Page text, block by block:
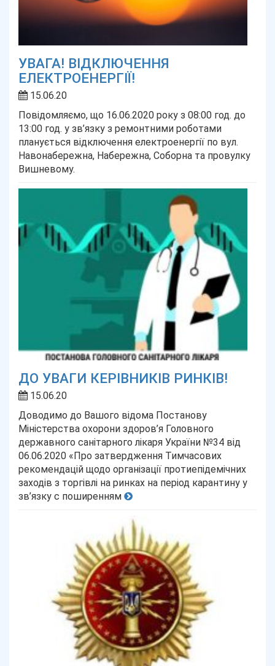
УВАГА! ВІДКЛЮЧЕННЯ
ЕЛЕКТРОЕНЕРГІЇ!
15.06.20
Повідомляємо, що 16.06.2020 року з 08:00 год. до
13:00 год. у зв’язку з ремонтними роботами
планується відключення електроенергії по вул.
Навонабережна, Набережна, Соборна та провулку
Вишневому.
ДО УВАГИ КЕРІВНИКІВ РИНКІВ!
15.06.20
Доводимо до Вашого відома Постанову
Міністерства охорони здоров’я Головного
державного санітарного лікаря України №34 від
06.06.2020 «Про затвердження Тимчасових
рекомендацій щодо організації протиепідемічних
заходів з торгівлі на ринках на період карантину у
зв’язку с поширенням